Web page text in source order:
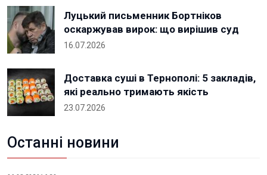
Луцький письменник Бортніков
оскаржував вирок: що вирішив суд
16.07.2026
Доставка суші в Тернополі: 5 закладів,
які реально тримають якість
23.07.2026
Останні новини